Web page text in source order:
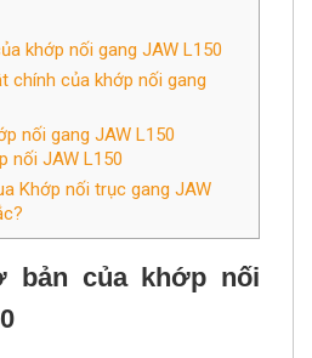
khớp nối gang JAW L150
chính của khớp nối gang
nối gang JAW L150
nối JAW L150
Khớp nối trục gang JAW
bản của khớp nối